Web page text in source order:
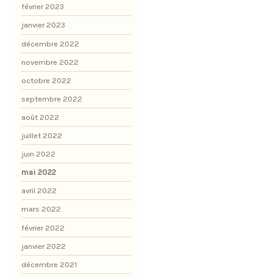
février 2023
janvier 2023
décembre 2022
novembre 2022
octobre 2022
septembre 2022
août 2022
juillet 2022
juin 2022
mai 2022
avril 2022
mars 2022
février 2022
janvier 2022
décembre 2021